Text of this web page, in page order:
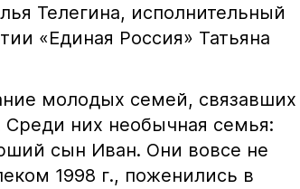
Телегина, исполнительный
«Единая Россия» Татьяна
молодых семей, связавших
Среди них необычная семья:
сын Иван. Они вовсе не
1998 г., поженились в